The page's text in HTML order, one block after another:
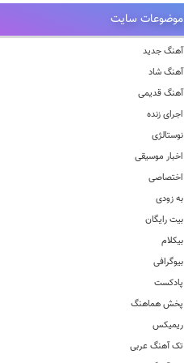
موضوعات سایت
آهنگ جدید
آهنگ شاد
آهنگ قدیمی
اجرای زنده
نوستالژی
اخبار موسیقی
اختصاصی
به زودی
بیت رایگان
بیکلام
بیوگرافی
پادکست
پخش هماهنگ
ریمیکس
تک آهنگ عربی